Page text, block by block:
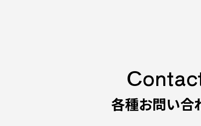
各種お問い合